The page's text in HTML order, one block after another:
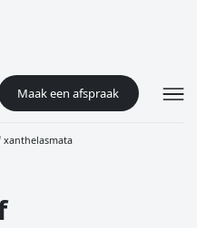
Maak een afspraak
xanthelasmata